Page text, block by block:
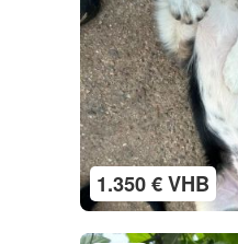
1.350 € VHB